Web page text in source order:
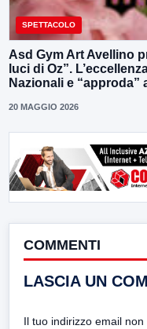
SPETTACOLO
Asd Gym Art Avellino
luci di Oz”.
Nazionali e
20 MAGGIO 2026
COMMENTI
LASCIA UN
Il tuo indirizzo email